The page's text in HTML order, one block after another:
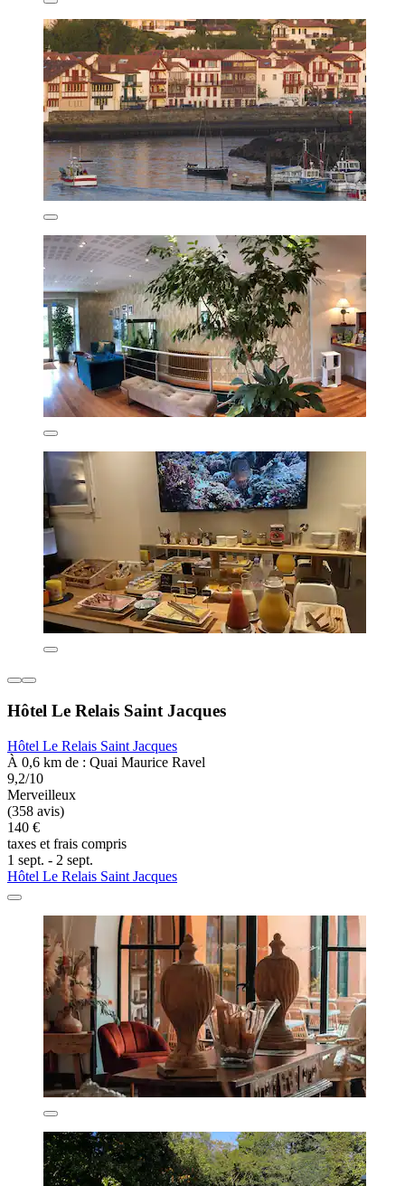
Hôtel Le Relais Saint Jacques
Hôtel Le Relais Saint Jacques
À 0,6 km de : Quai Maurice Ravel
9,2/10
Merveilleux
(358 avis)
140 €
taxes et frais compris
1 sept. - 2 sept.
Hôtel Le Relais Saint Jacques